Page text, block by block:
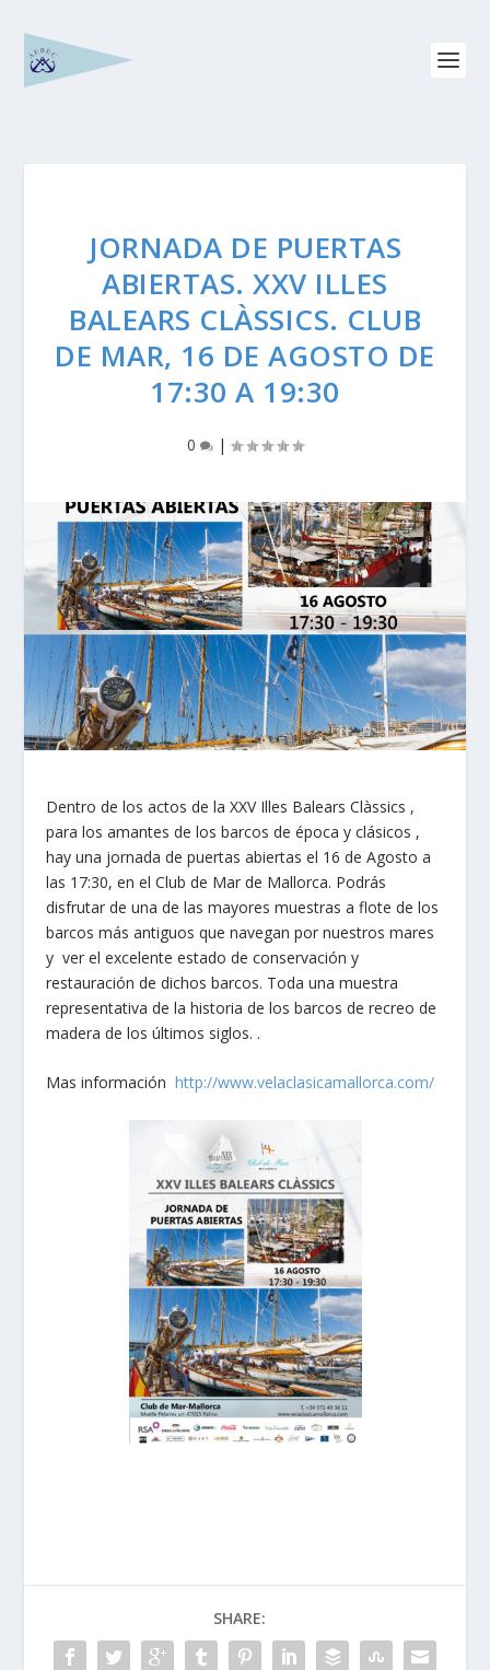
JORNADA DE PUERTAS
ABIERTAS. XXV ILLES
BALEARS CLÀSSICS. CLUB
DE MAR, 16 DE AGOSTO DE
17:30 A 19:30
0 |
Dentro de los actos de la XXV Illes Balears Clàssics ,
para los amantes de los barcos de época y clásicos ,
hay una jornada de puertas abiertas el 16 de Agosto a
las 17:30, en el Club de Mar de Mallorca. Podrás
disfrutar de una de las mayores muestras a flote de los
barcos más antiguos que navegan por nuestros mares
y ver el excelente estado de conservación y
restauración de dichos barcos. Toda una muestra
representativa de la historia de los barcos de recreo de
madera de los últimos siglos. .
Mas informaciónhttp://www.velaclasicamallorca.com/
SHARE: